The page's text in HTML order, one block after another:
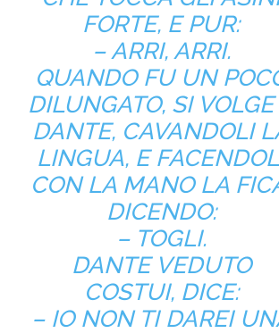
FORTE, E PUR:
– ARRI, ARRI.
QUANDO FU UN
DILUNGATO, SI VOLGE
DANTE, CAVANDOLI
LINGUA, E
CON LA MANO LA
DICENDO:
– TOGLI.
DANTE VEDUTO
COSTUI, DICE:
– IO NON TI DAREI